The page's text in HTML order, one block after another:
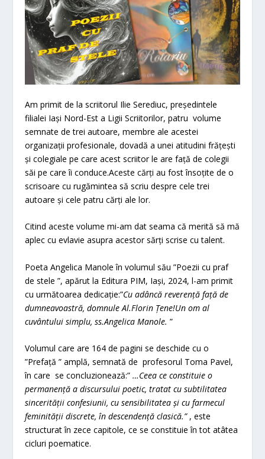
Am primit de la scriitorul Ilie Serediuc, președintele
filialei Iași Nord-Est a Ligii Scriitorilor, patru volume
semnate de trei autoare, membre ale acestei
organizații profesionale, dovadă a unei atitudini frățești
și colegiale pe care acest scriitor le are față de colegii
săi pe care îi conduce.Aceste cărți au fost însoțite de o
scrisoare cu rugămintea să scriu despre cele trei
autoare și cele patru cărți ale lor.
Citind aceste volume mi-am dat seama că merită să mă
aplec cu evlavie asupra acestor sărți scrise cu talent.
Poeta Angelica Manole în volumul său ”Poezii cu praf
de stele ”, apărut la Editura PIM, Iași, 2024, l-am primit
cu următoarea dedicație:”Cu adâncă reverență față de
dumneavoastră, domnule Al.Florin Țene!Un om al
cuvântului simplu, ss.Angelica Manole. ”
Volumul care are 164 de pagini se deschide cu o
”Prefață ” amplă, semnată de profesorul Toma Pavel,
în care se concluzionează:”…Ceea ce constituie o
permanență a discursului poetic, tratat cu subtilitatea
sincerității confesiunii, cu sensibilitatea și cu farmecul
feminității discrete, în descendență clasică.”, este
structurat în zece capitole, ce se constituie în tot atâtea
cicluri poematice.